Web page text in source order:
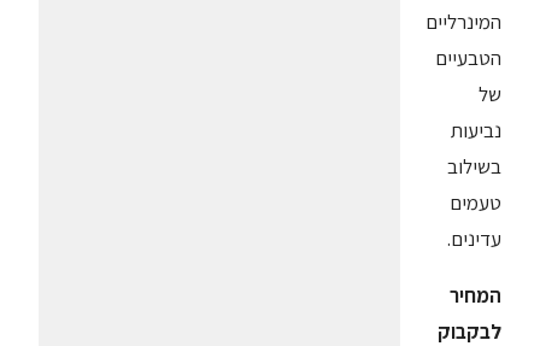
המינרליים
הטבעיים
של
נביעות
בשילוב
טעמים
עדינים.
המחיר
לבקבוק